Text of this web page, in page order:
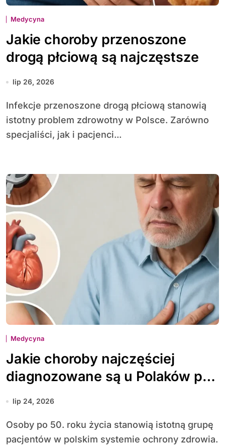
Medycyna
Jakie choroby przenoszone
drogą płciową są najczęstsze
lip 26, 2026
Infekcje przenoszone drogą płciową stanowią
istotny problem zdrowotny w Polsce. Zarówno
specjaliści, jak i pacjenci...
Medycyna
Jakie choroby najczęściej
diagnozowane są u Polaków po
50. roku życia
lip 24, 2026
Osoby po 50. roku życia stanowią istotną grupę
pacjentów w polskim systemie ochrony zdrowia.